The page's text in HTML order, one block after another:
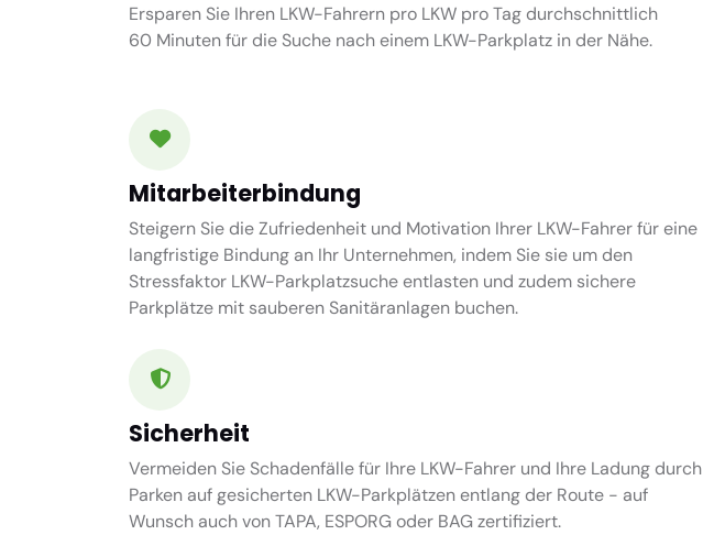
Ersparen Sie Ihren LKW-Fahrern pro LKW pro Tag durchschnittlich
60 Minutenfür die Suche nach einem LKW-Parkplatz in der Nähe.
Mitarbeiterbindung
Steigern Sie die Zufriedenheit und Motivation Ihrer LKW-Fahrer für eine
langfristige Bindung an Ihr Unternehmen, indem Sie sie um den
Stressfaktor LKW-Parkplatzsuche entlasten und zudem sichere
Parkplätze mit sauberen Sanitäranlagen buchen.
Sicherheit
Vermeiden Sie Schadenfälle für Ihre LKW-Fahrer und Ihre Ladung durch
Parken auf gesicherten LKW-Parkplätzen entlang der Route - auf
Wunsch auch von TAPA, ESPORG oder BAG zertifiziert.